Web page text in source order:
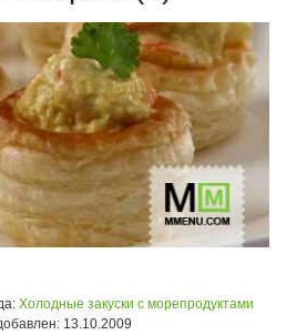
Холодные закуски с морепродуктами
13.10.2009